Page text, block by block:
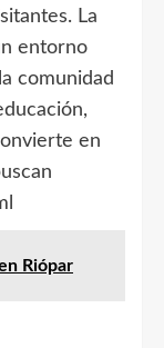
La
entorno
comunidad
en
Riópar